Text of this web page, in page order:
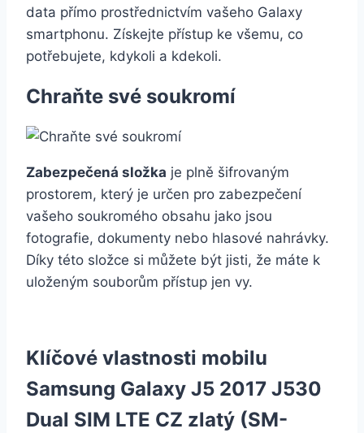
data přímo prostřednictvím vašeho Galaxy
smartphonu. Získejte přístup ke všemu, co
potřebujete, kdykoli a kdekoli.
Chraňte své soukromí
Zabezpečená složka je plně šifrovaným
prostorem, který je určen pro zabezpečení
vašeho soukromého obsahu jako jsou
fotografie, dokumenty nebo hlasové nahrávky.
Díky této složce si můžete být jisti, že máte k
uloženým souborům přístup jen vy.
Klíčové vlastnosti mobilu
Samsung Galaxy J5 2017 J530
Dual SIM LTE CZ zlatý (SM-